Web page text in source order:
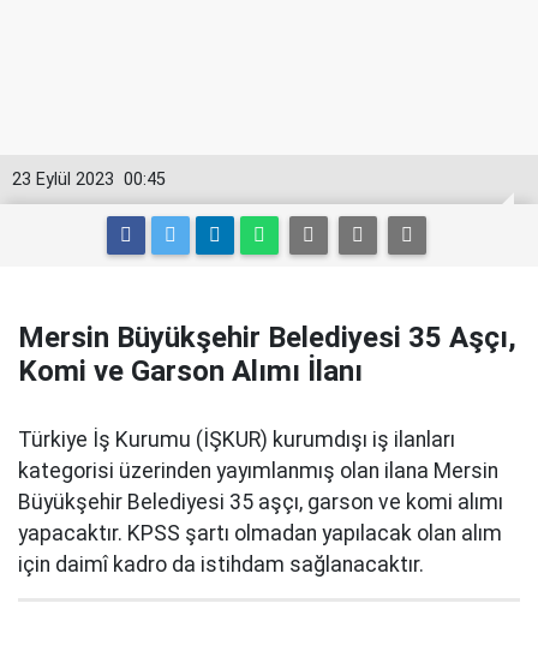
00:45
23 Eylül 2023
Mersin Büyükşehir Belediyesi 35 Aşçı,
Komi ve Garson Alımı İlanı
Türkiye İş Kurumu (İŞKUR) kurumdışı iş ilanları
kategorisi üzerinden yayımlanmış olan ilana Mersin
Büyükşehir Belediyesi 35 aşçı, garson ve komi alımı
yapacaktır. KPSS şartı olmadan yapılacak olan alım
için daimî kadro da istihdam sağlanacaktır.